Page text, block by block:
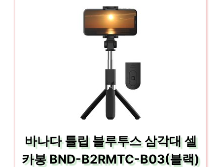
바나다 튤립 블루투스 삼각대 셀
카봉 BND-B2RMTC-B03(블랙)